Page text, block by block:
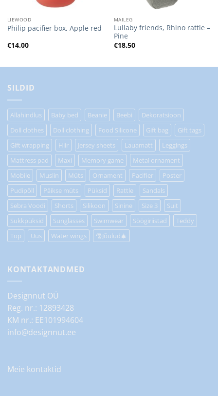
LIEWOOD
Philip pacifier box, Apple red
€14.00
MAILEG
Lullaby friends, Rhino rattle –
Pine
€18.50
SILDID
Allahindlus Baby bed Beanie Beebi
Dekoratsioon
Doll clothes
Doll clothing Food Silicone Gift bag
Gift tags
Gift wrapping
Hiir Jersey sheets Lauamatt
Leggings
Mattress pad
Maxi Memory game
Metal ornament
Mobile
Muslin Müts Ornament Pacifier
Poster
Pudipõll
Päikse müts Püksid Rattle
Sandals
Sebra Voodi
Shorts Silikoon Sinine Size 3
Suit
Sukkpüksid
Sunglasses Swimwear Söögiriistad
Teddy
Top
Uus Water wings 🎅Jõulud🎄
KONTAKTANDMED
Designnut OÜ
Reg. nr.: 12893428
KM nr.: EE101994604
info@designnut.ee
Meie kontaktid